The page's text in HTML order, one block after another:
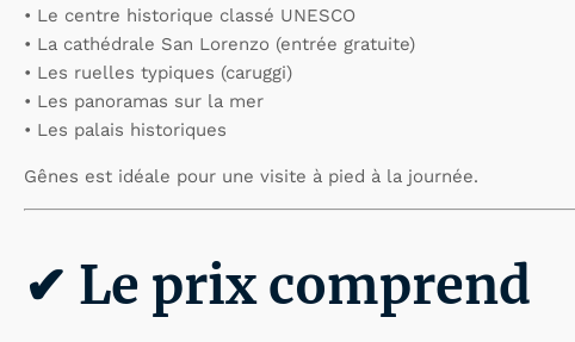
• Le centre historique classé UNESCO
• La cathédrale San Lorenzo (entrée gratuite)
• Les ruelles typiques (caruggi)
• Les panoramas sur la mer
• Les palais historiques
Gênes est idéale pour une visite à pied à la journée.
✔ Le prix comprend